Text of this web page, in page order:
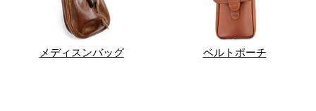
メディスンバッグ ベルトポーチ